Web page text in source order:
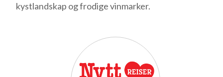
kystlandskap og frodige vinmarker.